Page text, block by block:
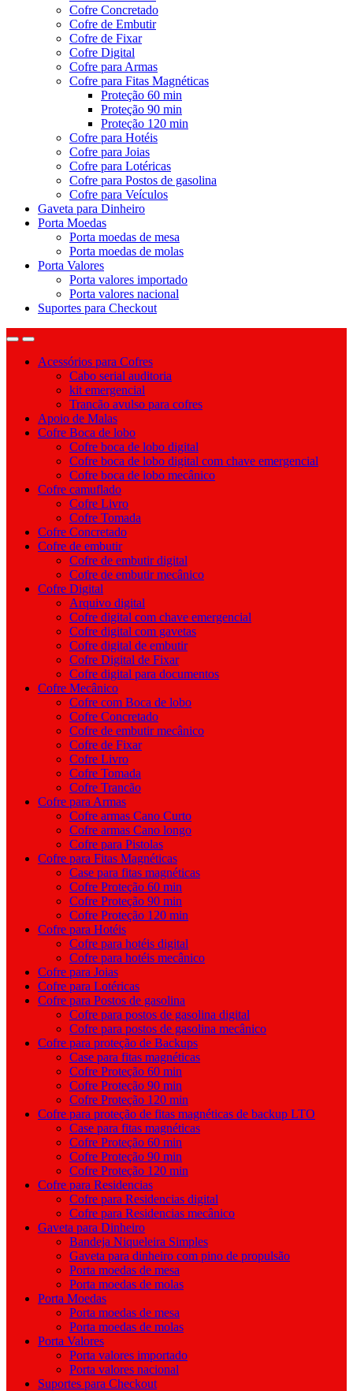
Cofre Concretado
Cofre de Embutir
Cofre de Fixar
Cofre Digital
Cofre para Armas
Cofre para Fitas Magnéticas
Proteção 60 min
Proteção 90 min
Proteção 120 min
Cofre para Hotéis
Cofre para Joias
Cofre para Lotéricas
Cofre para Postos de gasolina
Cofre para Veículos
Gaveta para Dinheiro
Porta Moedas
Porta moedas de mesa
Porta moedas de molas
Porta Valores
Porta valores importado
Porta valores nacional
Suportes para Checkout
Acessórios para Cofres
Cabo serial auditoria
kit emergencial
Trancão avulso para cofres
Apoio de Malas
Cofre Boca de lobo
Cofre boca de lobo digital
Cofre boca de lobo digital com chave emergencial
Cofre boca de lobo mecânico
Cofre camuflado
Cofre Livro
Cofre Tomada
Cofre Concretado
Cofre de embutir
Cofre de embutir digital
Cofre de embutir mecânico
Cofre Digital
Arquivo digital
Cofre digital com chave emergencial
Cofre digital com gavetas
Cofre digital de embutir
Cofre Digital de Fixar
Cofre digital para documentos
Cofre Mecânico
Cofre com Boca de lobo
Cofre Concretado
Cofre de embutir mecânico
Cofre de Fixar
Cofre Livro
Cofre Tomada
Cofre Trancão
Cofre para Armas
Cofre armas Cano Curto
Cofre armas Cano longo
Cofre para Pistolas
Cofre para Fitas Magnéticas
Case para fitas magnéticas
Cofre Proteção 60 min
Cofre Proteção 90 min
Cofre Proteção 120 min
Cofre para Hotéis
Cofre para hotéis digital
Cofre para hotéis mecânico
Cofre para Joias
Cofre para Lotéricas
Cofre para Postos de gasolina
Cofre para postos de gasolina digital
Cofre para postos de gasolina mecânico
Cofre para proteção de Backups
Case para fitas magnéticas
Cofre Proteção 60 min
Cofre Proteção 90 min
Cofre Proteção 120 min
Cofre para proteção de fitas magnéticas de backup LTO
Case para fitas magnéticas
Cofre Proteção 60 min
Cofre Proteção 90 min
Cofre Proteção 120 min
Cofre para Residencias
Cofre para Residencias digital
Cofre para Residencias mecânico
Gaveta para Dinheiro
Bandeja Niqueleira Simples
Gaveta para dinheiro com pino de propulsão
Porta moedas de mesa
Porta moedas de molas
Porta Moedas
Porta moedas de mesa
Porta moedas de molas
Porta Valores
Porta valores importado
Porta valores nacional
Suportes para Checkout